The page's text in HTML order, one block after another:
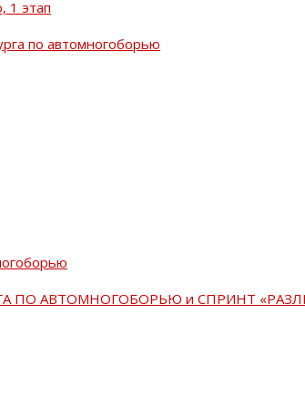
1 этап
по автомногоборью
ПО АВТОМНОГОБОРЬЮ и СПРИНТ